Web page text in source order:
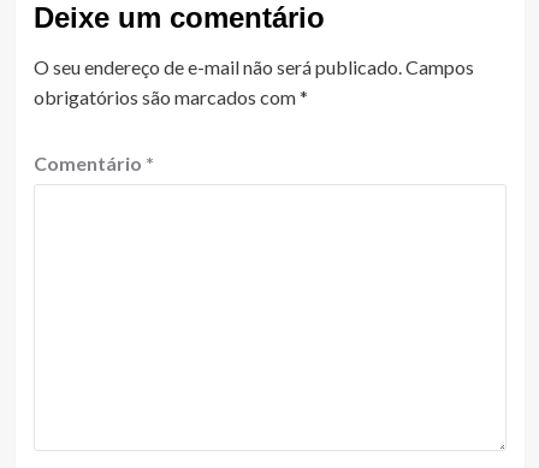
Deixe um comentário
O seu endereço de e-mail não será publicado.Campos
obrigatórios são marcados com*
Comentário *